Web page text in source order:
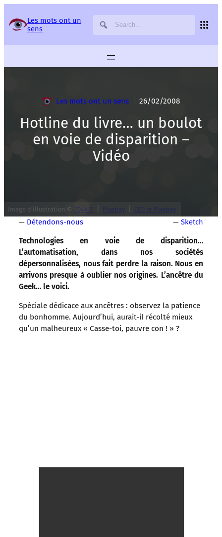
Les mots ont un
sens
Les mots ont un sens 26/02/2008
Hotline du livre… un boulot
en voie de disparition –
Vidéo
Image d’illustration © 704417 Pixabay CC0 or Pixabay
— Détendons-nous — Sketch
Technologies en voie de disparition…
L’automatisation, dans nos sociétés
dépersonnalisées, nous fait perdre la raison. Nous en
arrivons presque à oublier nos origines. L’ancêtre du
Geek… le voici.
Spéciale dédicace aux ancêtres : observez la patience
du bonhomme. Aujourd’hui, aurait-il récolté mieux
qu’un malheureux « Casse-toi, pauvre con ! » ?
Panneau de gestion des services